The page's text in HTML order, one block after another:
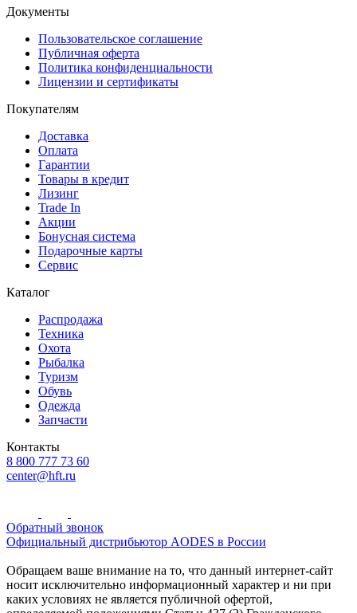
Документы
Пользовательское соглашение
Публичная оферта
Политика конфиденциальности
Лицензии и сертификаты
Покупателям
Доставка
Оплата
Гарантии
Товары в кредит
Лизинг
Trade In
Акции
Бонусная система
Подарочные карты
Сервис
Каталог
Распродажа
Техника
Охота
Рыбалка
Туризм
Обувь
Одежда
Запчасти
Контакты
8 800 777 73 60
center@hft.ru
Обратный звонок
Официальный дистрибьютор AODES в России
Обращаем ваше внимание на то, что данный интернет-сайт
носит исключительно информационный характер и ни при
каких условиях не является публичной офертой,